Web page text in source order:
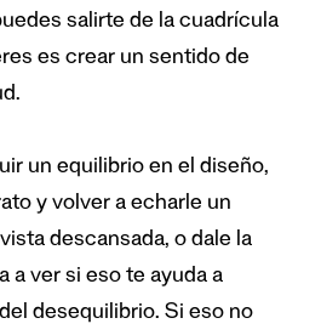
salirte de la cuadrícula
es crear un sentido de
un equilibrio en el diseño,
y volver a echarle un
descansada, o dale la
a ver si eso te ayuda a
desequilibrio. Si eso no